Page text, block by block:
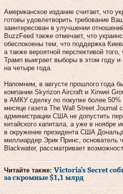
Американское издание считает, что
готовы удовлетворить требование
заинтересован в улучшении
BuzzFeed также отмечает, что
обеспокоены тем, что поддержка
а также вероятной перспективой
Трамп выиграет выборы в этом году
на четыре года.
Напомним, в августе прошлого года
компании Skyrizon Aircraft и Xinwei
в АМКУ сделку по покупке более
месяце газета The Wall Street Journal
администрации США не допустить
китайского капитала, а уже в
в окружение президента США
миллиардер Эрик Принс, основатель
Blackwater, рассматривает
Читайте также: Victoria’s Secret
за скромные $1,1 млрд